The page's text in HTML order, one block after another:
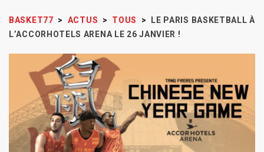
BASKET77 > ACTUS > TOUS >
LE PARIS BASKETBALL À
L’ACCORHOTELS ARENA LE 26 JANVIER !